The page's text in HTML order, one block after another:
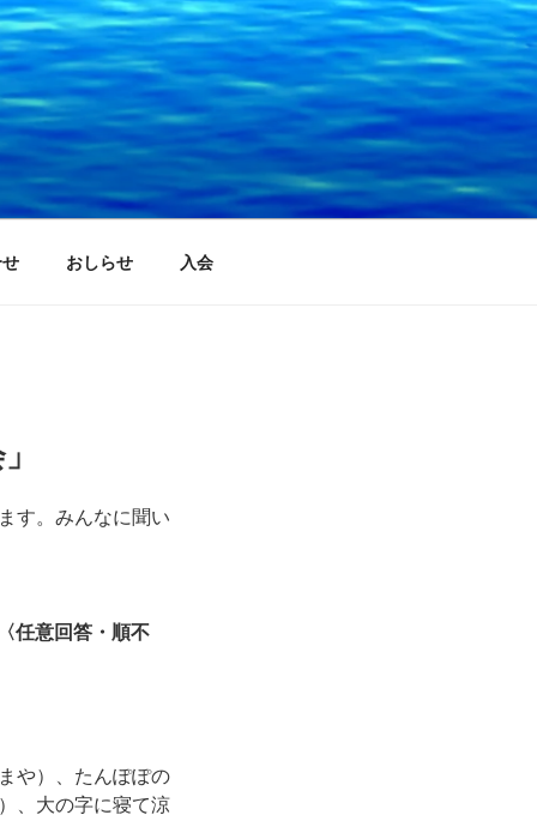
おしらせ 入会
す。みんなに聞い
任意回答・順不
や）、たんぽぽの
、大の字に寝て涼